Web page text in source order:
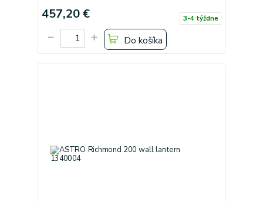
457,20 € 3-4 týždne
Do košíka